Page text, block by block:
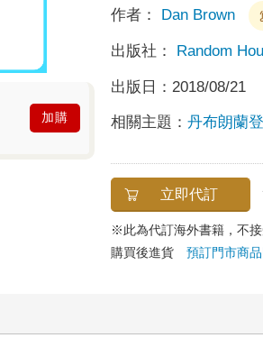
加購
作者： Dan Brown
出版社： Random
出版日： 2018/08/21
相關主題：丹布朗蘭
立即代訂
※此為代訂海外書籍，不
購買後進貨預訂門市商品